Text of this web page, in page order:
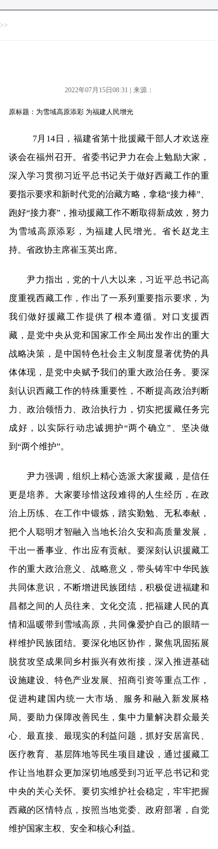
>>
2022年07月15日08:31 | 来源：
原标题：为雪域高原添彩 为福建人民增光
7月14日，福建省第十批援藏干部人才欢送座
谈会在福州召开。省委书记尹力在会上勉励大家，
深入学习贯彻习近平总书记关于做好西藏工作的重
要指示要求和新时代党的治藏方略，拿稳“接力棒”、
跑好“接力赛”，推动援藏工作不断取得新成效，努力
为雪域高原添彩，为福建人民增光。省长赵龙主
持。省政协主席崔玉英出席。
尹力指出，党的十八大以来，习近平总书记高
度重视西藏工作，作出了一系列重要指示要求，为
我们做好援藏工作提供了根本遵循。对口支援西
藏，是党中央从党和国家工作全局出发作出的重大
战略决策，是中国特色社会主义制度显著优势的具
体体现，是党中央赋予我们的重大政治任务。要深
刻认识西藏工作的特殊重要性，不断提高政治判断
力、政治领悟力、政治执行力，切实把援藏任务完
成好，以实际行动忠诚拥护“两个确立”、坚决做
到“两个维护”。
尹力强调，组织上精心选派大家援藏，是信任
更是培养。大家要珍惜这段难得的人生经历，在政
治上历练、在工作中锻炼，踏实勤勉、无私奉献，
把个人聪明才智融入当地长治久安和高质量发展，
干出一番事业、作出应有贡献。要深刻认识援藏工
作的重大政治意义、战略意义，带头铸牢中华民族
共同体意识，不断增进民族团结，积极促进福建和
昌都之间的人员往来、文化交流，把福建人民的真
情和温暖带到雪域高原，共同像爱护自己的眼睛一
样维护民族团结。要深化地区协作，聚焦巩固拓展
脱贫攻坚成果同乡村振兴有效衔接，深入推进基础
设施建设、特色产业发展、招商引资等重点工作，
促进构建国内统一大市场、服务和融入新发展格
局。要助力保障改善民生，集中力量解决群众最关
心、最直接、最现实的利益问题，抓好安居富民、
医疗教育、基层阵地等民生项目建设，通过援藏工
作让当地群众更加深切地感受到习近平总书记和党
中央的关心关怀。要切实维护社会稳定，牢牢把握
西藏的区情特点，按照当地党委、政府部署，自觉
维护国家主权、安全和核心利益。